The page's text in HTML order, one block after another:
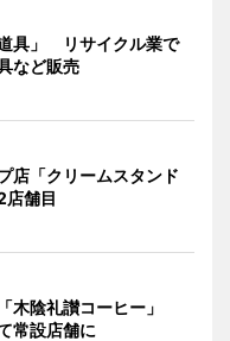
具」 リサイクル業で
など販売
店「クリームスタンド
舗目
木陰礼讃コーヒー」
常設店舗に